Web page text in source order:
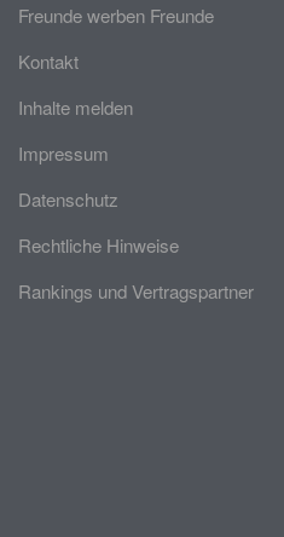
Freunde werben Freunde
Kontakt
Inhalte melden
Impressum
Datenschutz
Rechtliche Hinweise
Rankings und Vertragspartner